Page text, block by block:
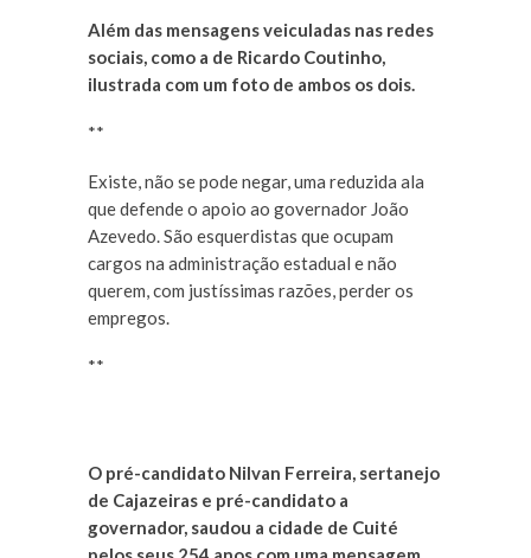
Além das mensagens veiculadas nas redes
sociais, como a de Ricardo Coutinho,
ilustrada com um foto de ambos os dois.
**
Existe, não se pode negar, uma reduzida ala
que defende o apoio ao governador João
Azevedo. São esquerdistas que ocupam
cargos na administração estadual e não
querem, com justíssimas razões, perder os
empregos.
**
O pré-candidato Nilvan Ferreira, sertanejo
de Cajazeiras e pré-candidato a
governador, saudou a cidade de Cuité